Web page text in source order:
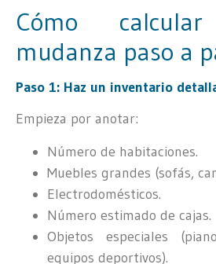
Cómo
mudanza paso a
Paso 1: Haz un inventario
Empieza por anotar:
Número de habitaciones.
Muebles grandes (sofás,
Electrodomésticos.
Número estimado de cajas.
Objetos especiales
equipos deportivos).